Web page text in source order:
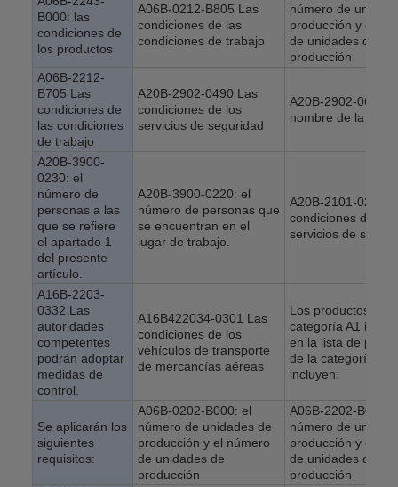
B000: las
condiciones de
los productos
A06B-0212-B805 Las
condiciones de las
condiciones de trabajo
número de
producción y el
de unidades de
producción
A06B-2212-
B705 Las
condiciones de
las condiciones
de trabajo
A20B-2902-0490 Las
condiciones de los
servicios de seguridad
A20B-2902-0610:
nombre de la
A20B-3900-
0230: el
número de
personas a las
que se refiere
el apartado 1
del presente
artículo.
A20B-3900-0220: el
número de personas que
se encuentran en el
lugar de trabajo.
A20B-2101-0234
condiciones de los
servicios de
A16B-2203-
0332 Las
autoridades
competentes
podrán adoptar
medidas de
control.
A16B422034-0301 Las
condiciones de los
vehículos de transporte
de mercancías aéreas
Los productos de
categoría A1
en la lista de
de la categoría A2
incluyen:
Se aplicarán los
siguientes
requisitos:
A06B-0202-B000: el
número de unidades de
producción y el número
de unidades de
producción
A06B-2202-B000:
número de
producción y el
de unidades de
producción